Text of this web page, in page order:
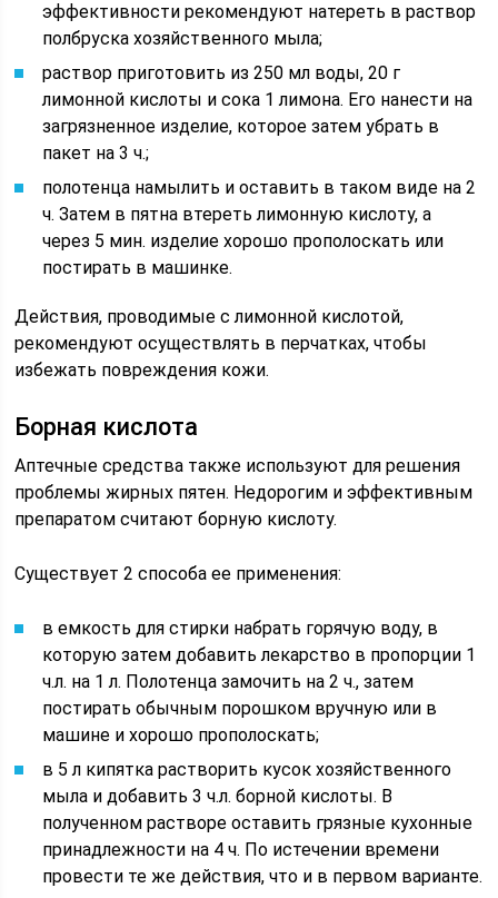
эффективности рекомендуют натереть в раствор
полбруска хозяйственного мыла;
раствор приготовить из 250 мл воды, 20 г
лимонной кислоты и сока 1 лимона. Его нанести на
загрязненное изделие, которое затем убрать в
пакет на 3 ч.;
полотенца намылить и оставить в таком виде на 2
ч. Затем в пятна втереть лимонную кислоту, а
через 5 мин. изделие хорошо прополоскать или
постирать в машинке.
Действия, проводимые с лимонной кислотой,
рекомендуют осуществлять в перчатках, чтобы
избежать повреждения кожи.
Борная кислота
Аптечные средства также используют для решения
проблемы жирных пятен. Недорогим и эффективным
препаратом считают борную кислоту.
Существует 2 способа ее применения:
в емкость для стирки набрать горячую воду, в
которую затем добавить лекарство в пропорции 1
ч.л. на 1 л. Полотенца замочить на 2 ч., затем
постирать обычным порошком вручную или в
машине и хорошо прополоскать;
в 5 л кипятка растворить кусок хозяйственного
мыла и добавить 3 ч.л. борной кислоты. В
полученном растворе оставить грязные кухонные
принадлежности на 4 ч. По истечении времени
провести те же действия, что и в первом варианте.